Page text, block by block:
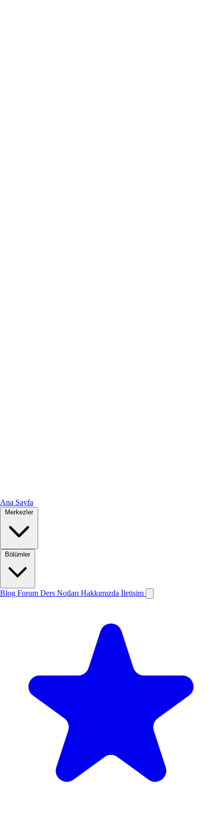
Ana Sayfa
Merkezler
Bölümler
Blog Forum Ders Notları Hakkımızda İletişim